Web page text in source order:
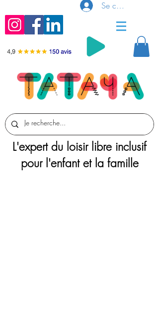
Se connecter
L'expert du loisir libre inclusif
pour l'enfant et la famille